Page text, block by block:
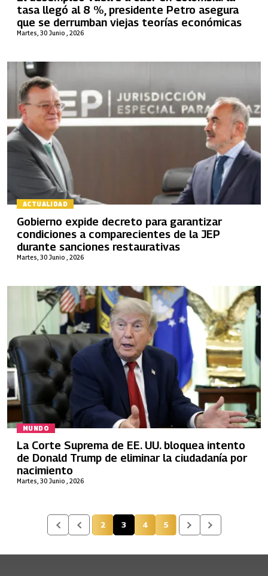
Martes, 30 Junio , 2026
tasa llegó al 8 %, presidente Petro asegura
que se derrumban viejas teorías económicas
ACTUALIDAD
Martes, 30 Junio , 2026
Gobierno expide decreto para garantizar
condiciones a comparecientes de la JEP
durante sanciones restaurativas
MUNDO
Martes, 30 Junio , 2026
La Corte Suprema de EE. UU. bloquea intento
de Donald Trump de eliminar la ciudadanía por
nacimiento
Página
2 Página actual
3 Página
4 Página
5